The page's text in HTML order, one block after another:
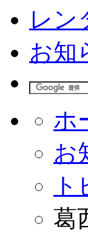
レン
お知
ホ
お
葛